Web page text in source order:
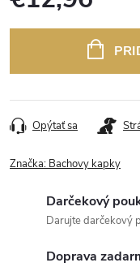
Opýtať sa
Značka: Bachovy kapky
Darčekový
Darujte darčekový
Doprava